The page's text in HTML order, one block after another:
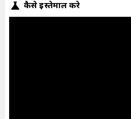
कैसे इस्तेमाल करे